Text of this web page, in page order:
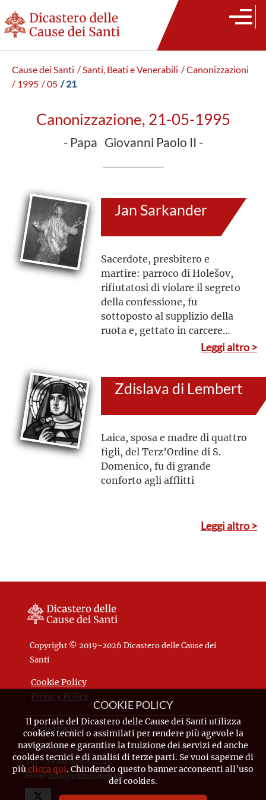
Cause dei Santi / Santi, Beati e Venerabili / Canonizzazioni
/ 1995 / 05 / 21
Canonizzazione, 21-05-1995
- Papa Giovanni Paolo II -
Jan Sarkander
Sacerdote, presbitero e
martire: parroco di Holešov,
rifiutatosi di violare il segreto
della confessione, fu
sottoposto al supplizio della
ruota e, gettato in carcere
ormai in fin di vita, morì un
Leggi altro >
Zdislava di Lembert
Laica, sposa e madre di quattro
figli, del Terz’Ordine di S.
Domenico, fu di grande
conforto agli afflitti
Leggi altro >
Copyright © 2019-2026 Dicastero delle Cause dei
Santi
Cookie Policy
Privacy Policy
CONTATTI
Piazza Pio XII, 10 - 00120 Città del Vaticano
Tel. +39.06.698.842.44
Emailinfo@causesanti.va
COOKIE POLICY
Il portale del Dicastero delle Cause dei Santi utilizza
cookies tecnici o assimilati per rendere più agevole la
navigazione e garantire la fruizione dei servizi ed anche
cookies tecnici e di analisi di terze parti. Se vuoi saperne di
piùclicca qui. Chiudendo questo banner acconsenti all’uso
dei cookies.